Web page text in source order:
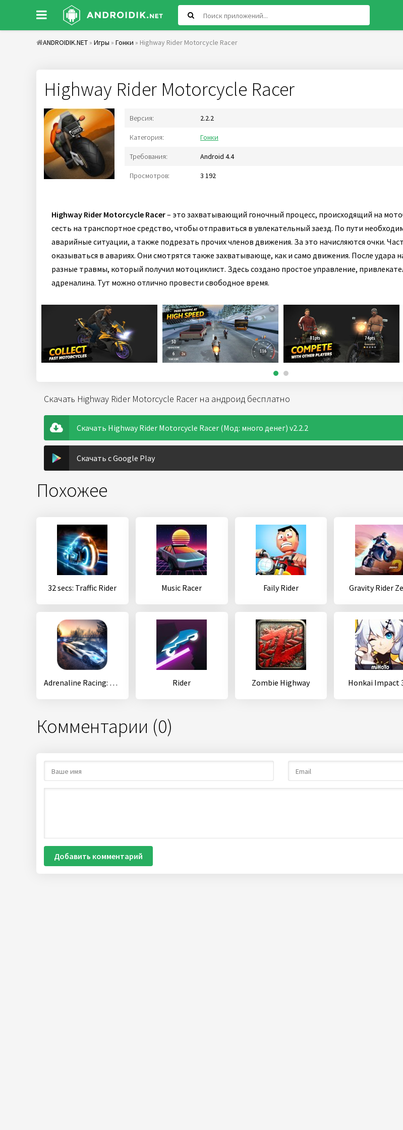
ANDROIDIK.NET » Игры » Гонки » Highway Rider Motorcycle Racer
Highway Rider Motorcycle Racer
Версия: 2.2.2
Категория: Гонки
Требования: Android 4.4
Просмотров: 3 192
Highway Rider Motorcycle Racer– это захватывающий гоночный процесс, происходящий на
сесть на транспортное средство, чтобы отправиться в увлекательный заезд. По пути
аварийные ситуации, а также подрезать прочих членов движения. За это начисляются очки.
оказываться в авариях. Они смотрятся также захватывающе, как и само движения. После удара
разные травмы, который получил мотоциклист. Здесь создано простое управление,
адреналина. Тут можно отлично провести свободное время.
Скачать Highway Rider Motorcycle Racer на андроид бесплатно
Скачать Highway Rider Motorcycle Racer (Мод: много денег) v2.2.2
Скачать с Google Play
Похожее
32 secs: Traffic Rider Music Racer Faily Rider Gravity Rider
Adrenaline Racing: Hypercars Rider Zombie Highway Honkai Impact
Комментарии (0)
Добавить комментарий